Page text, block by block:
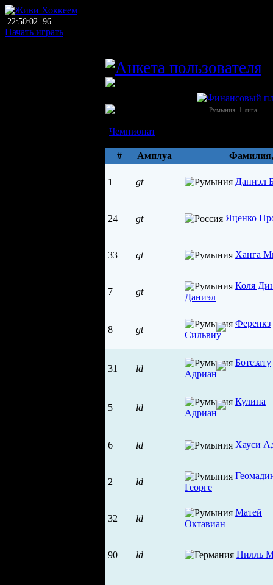
22:50:02 96
Начать играть
Румыния. 1 лига
Чемпионат
#
Амплуа
1 gt Даниэл
24 gt Яценко
33 gt Ханга
7 gt
Коля
Даниэл
8 gt
Ференкз
Сильвиу
31 ld
Ботезату
Адриан
5 ld
Кулина
Адриан
6 ld Хауси
2 ld
Георге
32 ld
Матей
Октавиан
90 ld Пилль